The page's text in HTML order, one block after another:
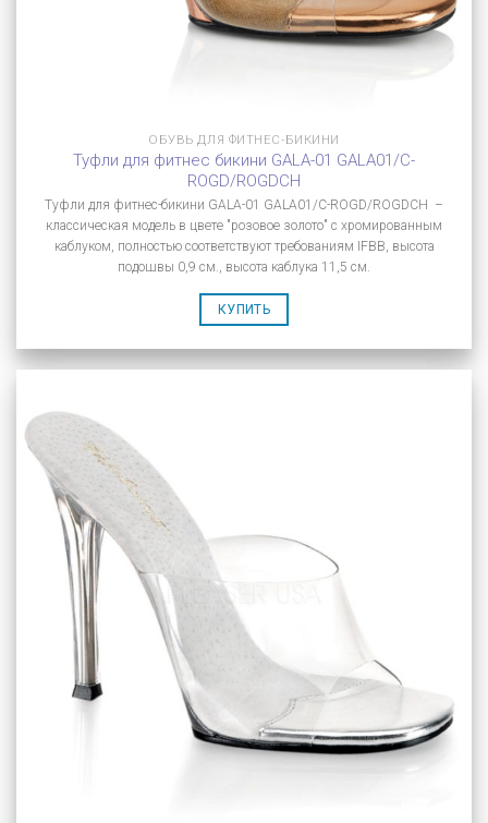
ОБУВЬ ДЛЯ ФИТНЕС-БИКИНИ
Туфли для фитнес бикини GALA-01 GALA01/C-
ROGD/ROGDCH
Туфли для фитнес-бикини GALA-01 GALA01/C-ROGD/ROGDCH –
классическая модель в цвете "розовое золото" с хромированным
каблуком, полностью соответствуют требованиям IFBB, высота
подошвы 0,9 см., высота каблука 11,5 см.
КУПИТЬ